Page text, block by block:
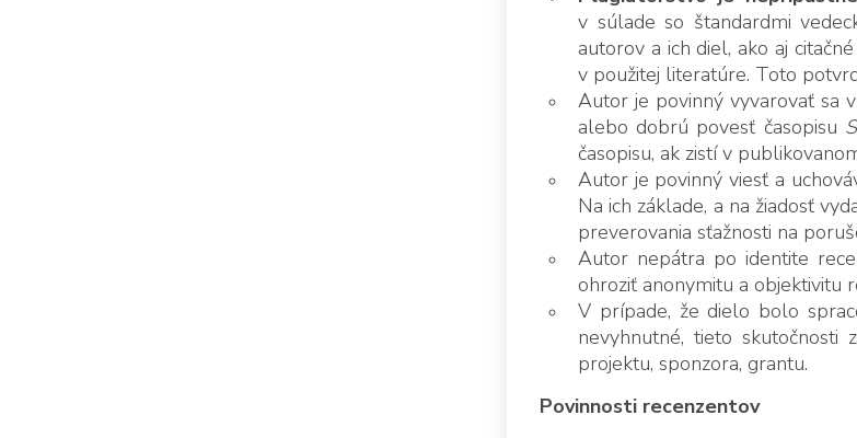
v súlade so štandardmi
autorov a ich diel, ako aj
v použitej literatúre. Toto
Autor je povinný vyvarovať sa
alebo dobrú povesť časopisu
časopisu, ak zistí v
Autor je povinný viesť a
Na ich základe, a na žiadosť
preverovania sťažnosti na
Autor nepátra po identite
ohroziť anonymitu a objektivitu
V prípade, že dielo bolo
nevyhnutné, tieto skutočnosti
projektu, sponzora, grantu.
Povinnosti recenzentov